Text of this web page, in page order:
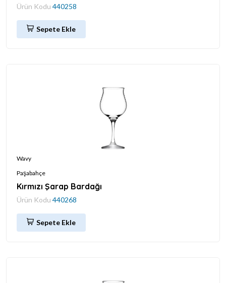
Ürün Kodu 440258
Sepete Ekle
Wavy
Paşabahçe
Kırmızı Şarap Bardağı
Ürün Kodu 440268
Sepete Ekle